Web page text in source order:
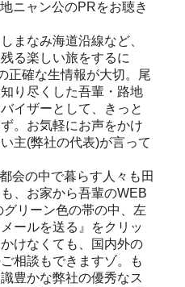
まなみ海道沿線など、
る楽しい旅をするに
正確な生情報が大切。尾
り尽くした吾輩・路地
イザーとして、きっと
。お気軽にお声をかけ
主(弊社の代表)が言って
会の中で暮らす人々も田
、お家から吾輩のWEB
リーン色の帯の中、左
ールを送る』をクリッ
けなくても、国内外の
相談もできますゾ。も
豊かな弊社の優秀なス